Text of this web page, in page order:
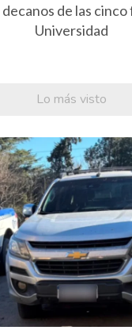
de las
Universidad
Lo más visto